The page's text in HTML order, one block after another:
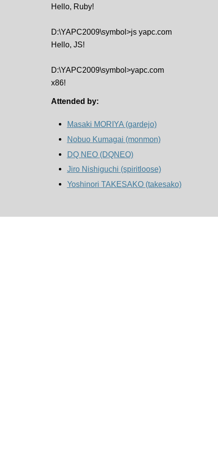
Hello, Ruby!
D:\YAPC2009\symbol>js yapc.com
Hello, JS!
D:\YAPC2009\symbol>yapc.com
x86!
Attended by:
Masaki MORIYA (‎gardejo‎)
Nobuo Kumagai (‎monmon‎)
DQ NEO (‎DQNEO‎)
Jiro Nishiguchi (‎spiritloose‎)
Yoshinori TAKESAKO (‎takesako‎)